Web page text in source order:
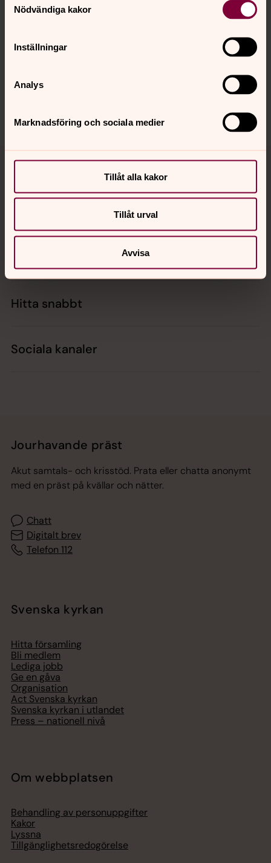
Nödvändiga kakor
Inställningar
Analys
Marknadsföring och sociala medier
Tillåt alla kakor
Tillåt urval
Avvisa
Senast ändrad 5 april 2022
Synpunkter eller frågor på sidans
partille@svenskakyrkan.se
Tillbaka till toppen
Tillbaka till innehållet
Hitta snabbt
Sociala kanaler
Jourhavande präst
Akut samtals- och krisstöd. Prata eller chatta anonymt
med en präst på kvällar och nätter.
Chatt
Digitalt brev
Telefon 112
Svenska kyrkan
Hitta församling
Bli medlem
Lediga jobb
Ge en gåva
Organisation
Act Svenska kyrkan
Svenska kyrkan i utlandet
Press – nationell nivå
Om webbplatsen
Behandling av personuppgifter
Kakor
Lyssna
Tillgänglighetsredogörelse